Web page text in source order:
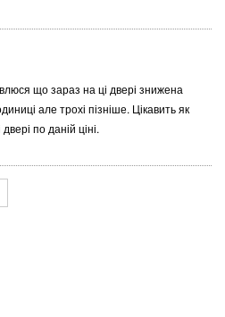
що зараз на ці двері знижена
але трохі пізніше. Цікавить як
по даній ціні.